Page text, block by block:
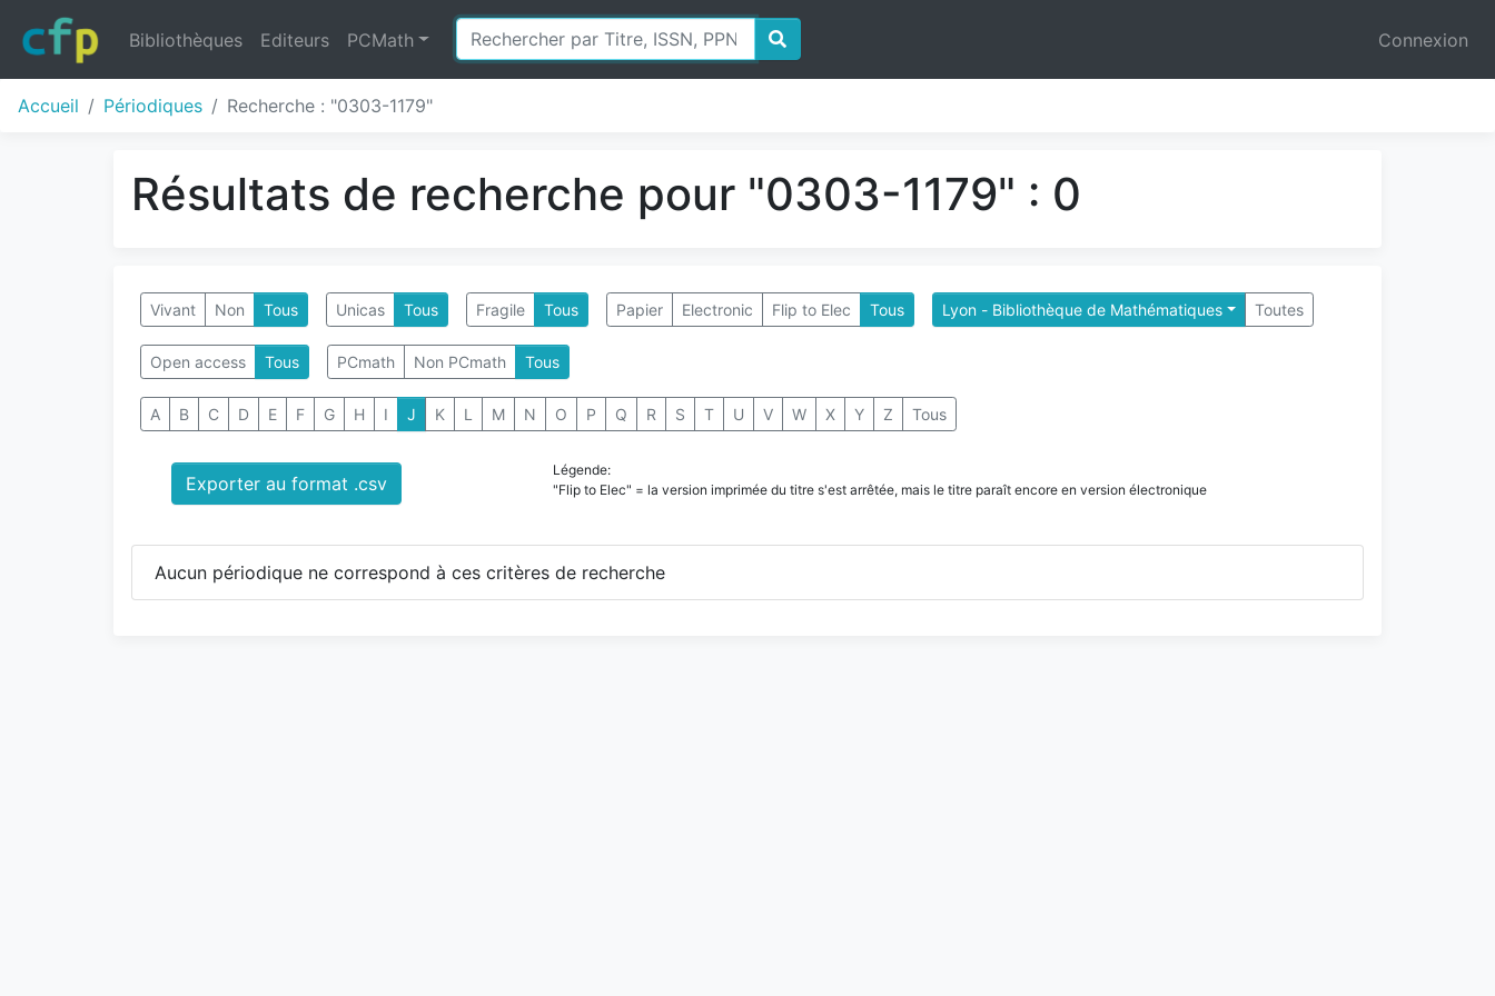
Bibliothèques Editeurs PCMath Connexion
Accueil Périodiques Recherche : "0303-1179"
Résultats de recherche pour "0303-1179" : 0
Vivant Non Tous Unicas Tous Fragile Tous Papier Electronic Flip to Elec Tous Lyon - Bibliothèque de Mathématiques Toutes
Open access Tous PCmath Non PCmath Tous
A B C D E F G H I J K L M N O P Q R S T U V W X Y Z Tous
Exporter au format .csv
Légende:
"Flip to Elec" = la version imprimée du titre s'est arrêtée, mais le titre paraît encore en version électronique
Aucun périodique ne correspond à ces critères de recherche